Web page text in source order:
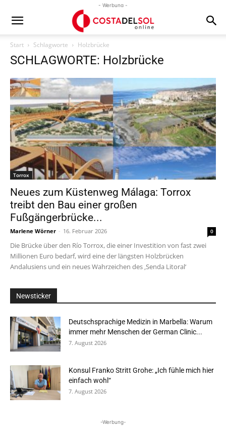
- Werbung -
Start Schlagworte Holzbrücke
SCHLAGWORTE: Holzbrücke
Torrox
Neues zum Küstenweg Málaga: Torrox
treibt den Bau einer großen
Fußgängerbrücke...
Marlene Wörner - 16. Februar 2026 0
Die Brücke über den Río Torrox, die einer Investition von fast zwei
Millionen Euro bedarf, wird eine der längsten Holzbrücken
Andalusiens und ein neues Wahrzeichen des ‚Senda Litoral‘
Newsticker
Deutschsprachige Medizin in Marbella: Warum
immer mehr Menschen der German Clinic...
7. August 2026
Konsul Franko Stritt Grohe: „Ich fühle mich hier
einfach wohl“
7. August 2026
-Werbung-